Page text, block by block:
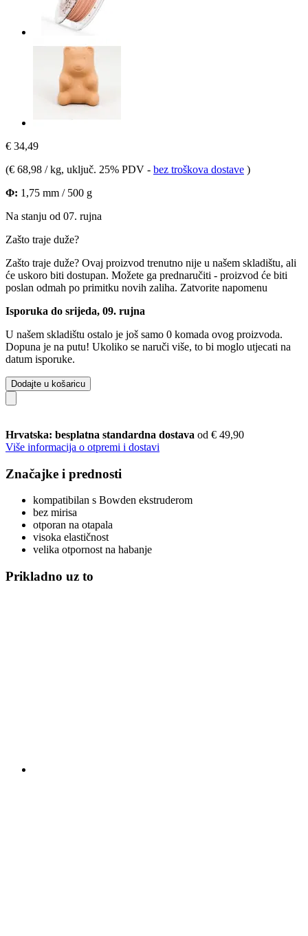
€ 34,49
(€ 68,98 / kg, uključ. 25% PDV - bez troškova dostave )
Φ: 1,75 mm / 500 g
Na stanju od 07. rujna
Zašto traje duže?
Zašto traje duže? Ovaj proizvod trenutno nije u našem skladištu, ali
će uskoro biti dostupan. Možete ga prednaručiti - proizvod će biti
poslan odmah po primitku novih zaliha. Zatvorite napomenu
Isporuka do srijeda, 09. rujna
U našem skladištu ostalo je još samo 0 komada ovog proizvoda.
Dopuna je na putu! Ukoliko se naruči više, to bi moglo utjecati na
datum isporuke.
Dodajte u košaricu
Hrvatska: besplatna standardna dostava od € 49,90
Više informacija o otpremi i dostavi
Značajke i prednosti
kompatibilan s Bowden ekstruderom
bez mirisa
otporan na otapala
visoka elastičnost
velika otpornost na habanje
Prikladno uz to